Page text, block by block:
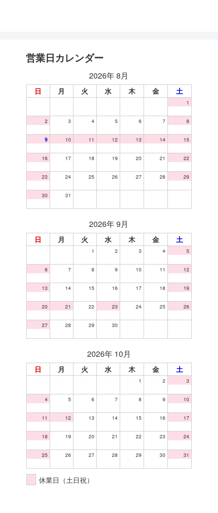
営業日カレンダー
2026年 8月
日 月 火 水 木 金 土
1
2 3 4 5 6 7 8
9 10 11 12 13 14 15
16 17 18 19 20 21 22
23 24 25 26 27 28 29
30 31
2026年 9月
日 月 火 水 木 金 土
1 2 3 4 5
6 7 8 9 10 11 12
13 14 15 16 17 18 19
20 21 22 23 24 25 26
27 28 29 30
2026年 10月
日 月 火 水 木 金 土
1 2 3
4 5 6 7 8 9 10
11 12 13 14 15 16 17
18 19 20 21 22 23 24
25 26 27 28 29 30 31
休業日（土日祝）